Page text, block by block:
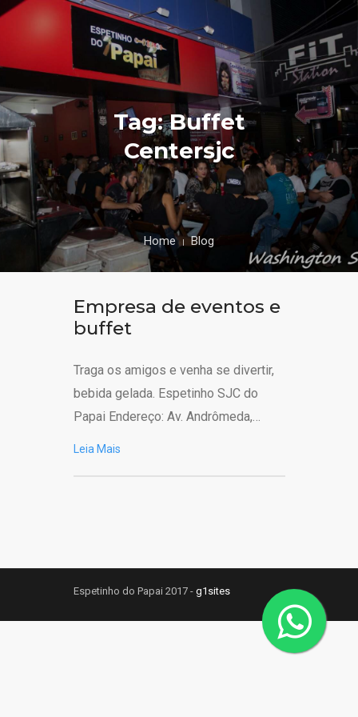
Tag: Buffet
Centersjc
Home Blog
Empresa de eventos e
buffet
Traga os amigos e venha se divertir,
bebida gelada. Espetinho SJC do
Papai Endereço: Av. Andrômeda,…
Leia Mais
Espetinho do Papai 2017 - g1sites